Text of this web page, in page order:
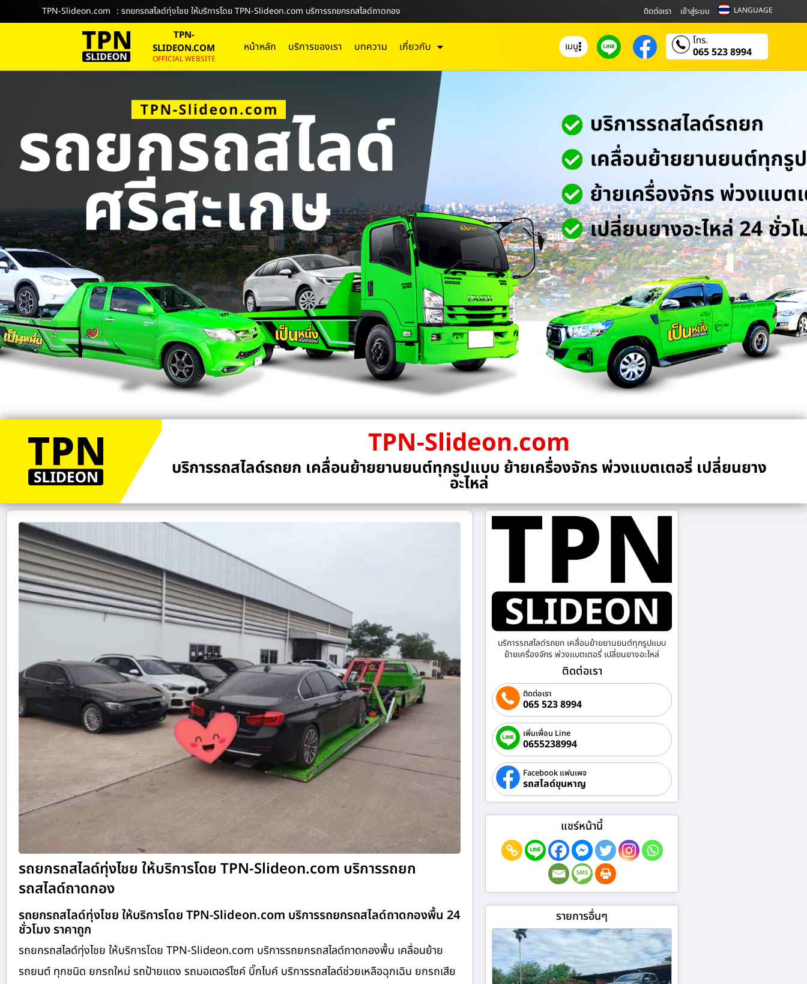
TPN-Slideon.com : รถยกรถสไลด์ทุ่งไชย ให้บริการโดย TPN-Slideon.com บริการรถยกรถสไลด์ถาดกอง ติดต่อเรา เข้าสู่ระบบ LANGUAGE
TPN-
SLIDEON.COM
OFFICIAL WEBSITE
หน้าหลัก บริการของเรา บทความ เกี่ยวกับ เมนู โทร.
065 523 8994
TPN-Slideon.com
บริการรถสไลด์รถยก เคลื่อนย้ายยานยนต์ทุกรูปแบบ ย้ายเครื่องจักร พ่วงแบตเตอรี่ เปลี่ยนยาง
อะไหล่
รถยกรถสไลด์ทุ่งไชย ให้บริการโดย TPN-Slideon.com บริการรถยก
รถสไลด์ถาดกอง
รถยกรถสไลด์ทุ่งไชย ให้บริการโดย TPN-Slideon.com บริการรถยกรถสไลด์ถาดกองพื้น 24
ชั่วโมง ราคาถูก
รถยกรถสไลด์ทุ่งไชย ให้บริการโดย TPN-Slideon.com บริการรถยกรถสไลด์ถาดกองพื้น เคลื่อนย้าย
รถยนต์ ทุกชนิด ยกรถใหม่ รถป้ายแดง รถมอเตอร์ไซค์ บิ๊กไบค์ บริการรถสไลด์ช่วยเหลือฉุกเฉิน ยกรถเสีย
บริการรถสไลด์รถยก เคลื่อนย้ายยานยนต์ทุกรูปแบบ
ย้ายเครื่องจักร พ่วงแบตเตอรี่ เปลี่ยนยางอะไหล่
ติดต่อเรา
ติดต่อเรา
065 523 8994
เพิ่มเพื่อน Line
0655238994
Facebook แฟนเพจ
รถสไลด์ขุนหาญ
แชร์หน้านี้
รายการอื่นๆ